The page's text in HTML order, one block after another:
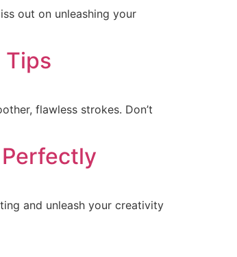
out on unleashing your
Tips
flawless strokes. Don’t
and unleash your creativity